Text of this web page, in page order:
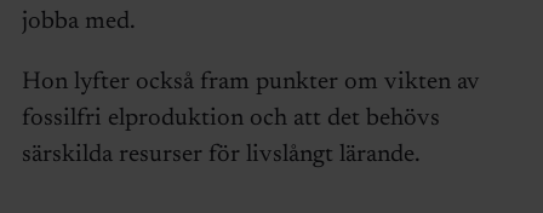
jobba med.
Hon lyfter också fram punkter om vikten av
fossilfri elproduktion och att det behövs
särskilda resurser för livslångt lärande.